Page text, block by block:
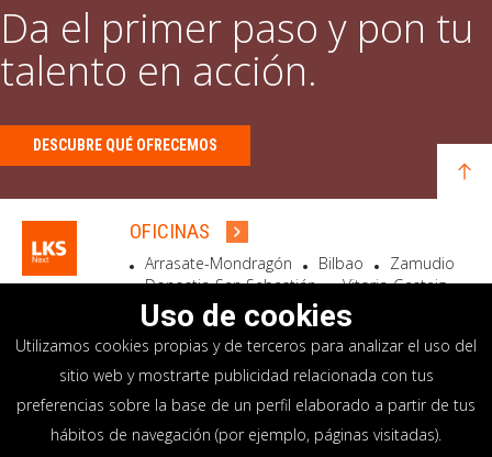
Da el primer paso y pon tu
talento en acción.
DESCUBRE QUÉ OFRECEMOS
OFICINAS
Arrasate-Mondragón Bilbao
Zamudio
Donostia-San Sebastián
Vitoria-Gasteiz
Madrid
El Astillero Bidart
SEDE SOCIAL
Goiru, 7 Arrasate-Mondragón
CP 20500 GIPUZKOA – SPAIN
Uso de cookies
Utilizamos cookies propias y de terceros para analizar el uso del
sitio web y mostrarte publicidad relacionada con tus
preferencias sobre la base de un perfil elaborado a partir de tus
hábitos de navegación (por ejemplo, páginas visitadas).